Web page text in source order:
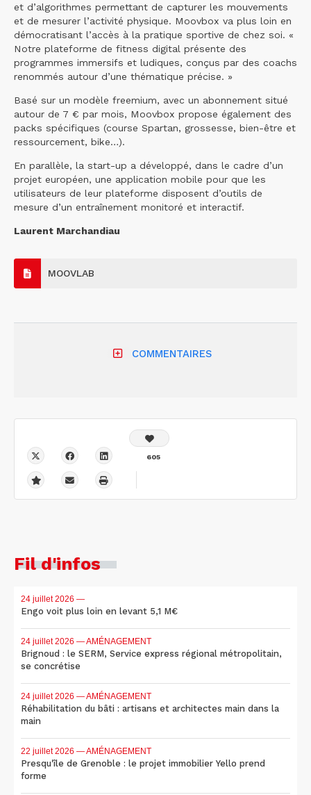
et d’algorithmes permettant de capturer les mouvements
et de mesurer l’activité physique. Moovbox va plus loin en
démocratisant l’accès à la pratique sportive de chez soi. «
Notre plateforme de fitness digital présente des
programmes immersifs et ludiques, conçus par des coachs
renommés autour d’une thématique précise. »
Basé sur un modèle freemium, avec un abonnement situé
autour de 7 € par mois, Moovbox propose également des
packs spécifiques (course Spartan, grossesse, bien-être et
ressourcement, bike…).
En parallèle, la start-up a développé, dans le cadre d’un
projet européen, une application mobile pour que les
utilisateurs de leur plateforme disposent d’outils de
mesure d’un entraînement monitoré et interactif.
Laurent Marchandiau
MOOVLAB
COMMENTAIRES
605
Fil d'infos
24 juillet 2026 —
Engo voit plus loin en levant 5,1 M€
24 juillet 2026 — AMÉNAGEMENT
Brignoud : le SERM, Service express régional métropolitain,
se concrétise
24 juillet 2026 — AMÉNAGEMENT
Réhabilitation du bâti : artisans et architectes main dans la
main
22 juillet 2026 — AMÉNAGEMENT
Presqu'île de Grenoble : le projet immobilier Yello prend
forme